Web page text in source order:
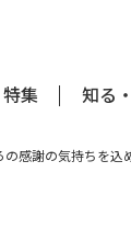
特集 知る
感謝の気持ちを込